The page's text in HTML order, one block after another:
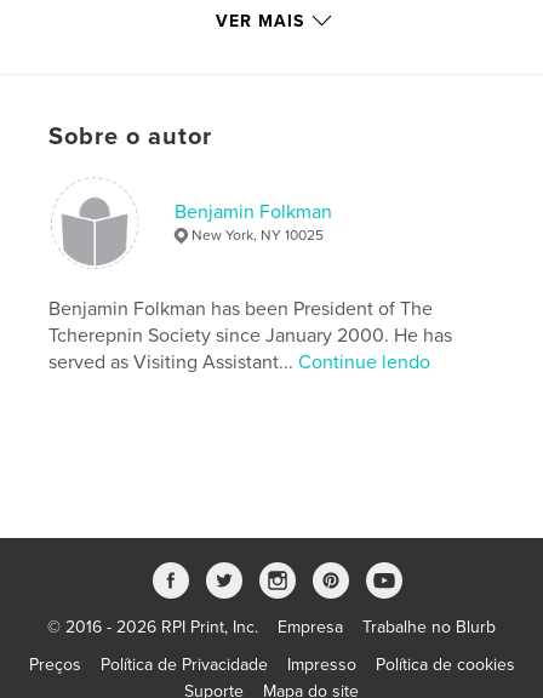
Características e detalhes
Opção de projeto:
Nº de páginas:
ISBN
Capa dura com ImageWrap: 9781006303937
Data de publicação:
IdiomaEnglish
Palavras-chavee
VER MAIS
Sobre o autor
Benjamin Folkman
New York, NY 10025
Benjamin Folkman has been President of The
Tcherepnin Society since January 2000. He has
served as Visiting Assistant...Continue lendo
© 2016 - 2026 RPI Print, Inc. Empresa
Trabalhe no Blurb
Preços
Política de Privacidade Impresso
Política de cookies
Suporte
Mapa do site